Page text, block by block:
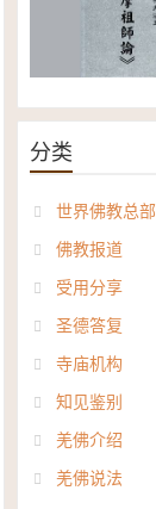
分类
世界佛教总部
佛教报道
受用分享
圣德答复
寺庙机构
知见鉴别
羌佛介绍
羌佛说法